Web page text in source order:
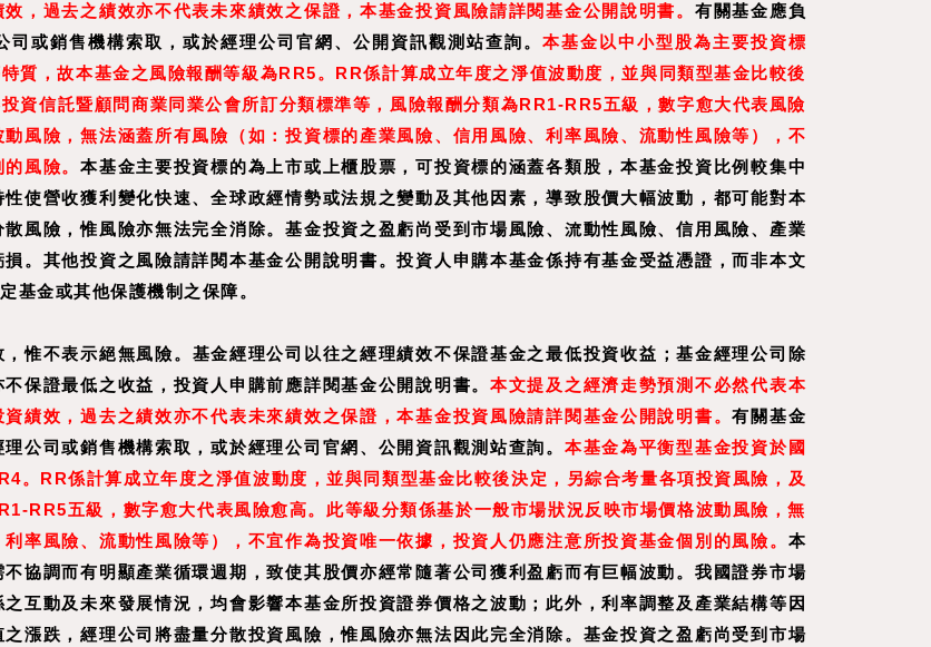
，過去之績效亦不代表未來績效之保證，本基金投資風險請詳閱基金公開說明書。 有關基金應負
或銷售機構索取，或於經理公司官網、公開資訊觀測站查詢。 本基金以中小型股為主要投資標
質，故本基金之風險報酬等級為RR5。RR係計算成立年度之淨值波動度，並與同類型基金比較後
資信託暨顧問商業同業公會所訂分類標準等，風險報酬分類為RR1-RR5五級，數字愈大代表風險
風險，無法涵蓋所有風險（如：投資標的產業風險、信用風險、利率風險、流動性風險等），不
的風險。本基金主要投資標的為上市或上櫃股票，可投資標的涵蓋各類股，本基金投資比例較集中
使營收獲利變化快速、全球政經情勢或法規之變動及其他因素，導致股價大幅波動，都可能對本
風險，惟風險亦無法完全消除。基金投資之盈虧尚受到市場風險、流動性風險、信用風險、產業
。其他投資之風險請詳閱本基金公開說明書。投資人申購本基金係持有基金受益憑證，而非本文
基金或其他保護機制之保障。
惟不表示絕無風險。基金經理公司以往之經理績效不保證基金之最低投資收益；基金經理公司除
保證最低之收益，投資人申購前應詳閱基金公開說明書。 本文提及之經濟走勢預測不必然代表本
績效，過去之績效亦不代表未來績效之保證，本基金投資風險請詳閱基金公開說明書。有關基金
公司或銷售機構索取，或於經理公司官網、公開資訊觀測站查詢。 本基金為平衡型基金投資於國
。RR係計算成立年度之淨值波動度，並與同類型基金比較後決定，另綜合考量各項投資風險，及
RR5五級，數字愈大代表風險愈高。此等級分類係基於一般市場狀況反映市場價格波動風險，無
率風險、流動性風險等），不宜作為投資唯一依據，投資人仍應注意所投資基金個別的風險。 本
協調而有明顯產業循環週期，致使其股價亦經常隨著公司獲利盈虧而有巨幅波動。我國證券市場
互動及未來發展情況，均會影響本基金所投資證券價格之波動；此外，利率調整及產業結構等因
漲跌，經理公司將盡量分散投資風險，惟風險亦無法因此完全消除。基金投資之盈虧尚受到市場